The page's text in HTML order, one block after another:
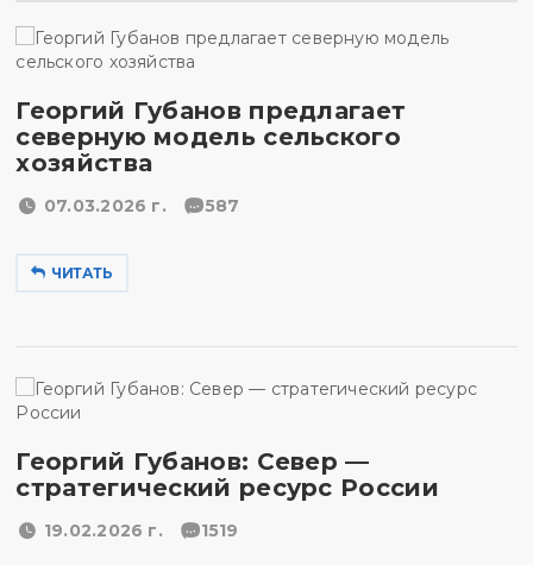
Георгий Губанов предлагает
северную модель сельского
хозяйства
07.03.2026 г. 587
ЧИТАТЬ
Георгий Губанов: Север —
стратегический ресурс России
19.02.2026 г. 1519